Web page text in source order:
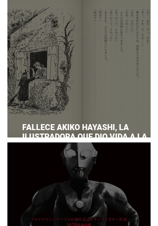
PREPARAR UNA RESPUESTA OFICIAL!
FALLECE AKIKO HAYASHI, LA
ILUSTRADORA QUE DIO VIDA A LA
NOVELA ORIGINAL DE KIKI'S DELIVERY